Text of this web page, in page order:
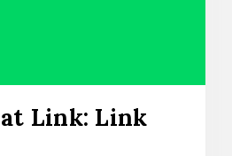
Link: Link